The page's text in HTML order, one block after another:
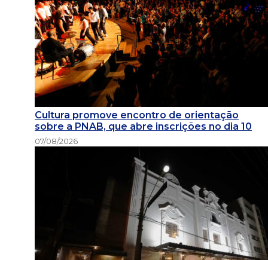
Cultura promove encontro de orientação
sobre a PNAB, que abre inscrições no dia 10
07/08/2026